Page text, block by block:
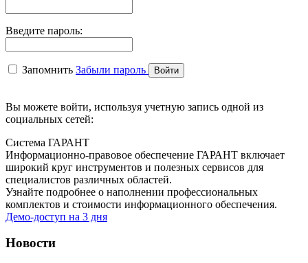
Введите пароль:
Запомнить Забыли пароль
Вы можете войти, используя учетную запись одной из
социальных сетей:
Система ГАРАНТ
Информационно-правовое обеспечение ГАРАНТ включает
широкий круг инструментов и полезных сервисов для
специалистов различных областей.
Узнайте подробнее о наполнении профессиональных
комплектов и стоимости информационного обеспечения.
Демо-доступ на 3 дня
Новости